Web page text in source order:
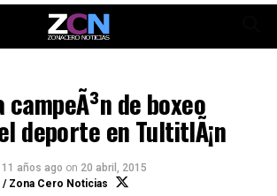
campeÃ³n de boxeo
deporte en TultitlÃ¡n
11 años ago on 20 abril, 2015
/ Zona Cero Noticias